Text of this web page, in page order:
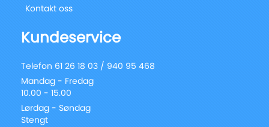
Kontakt oss
Kundeservice
Telefon 61 26 18 03 / 940 95 468
Mandag - Fredag
10.00 - 15.00
Lørdag - Søndag
Stengt